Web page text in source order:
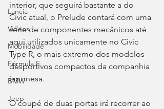
Lancia
Videos
Mobilidade
Fórmula E
BMW
Jeep
interior, que seguirá bastante a do
Civic atual, o Prelude contará com uma
série de componentes mecânicos até
aqui utilizados unicamente no Civic
Type R, o mais extremo dos modelos
desportivos compactos da companhia
japonesa.
O coupé de duas portas irá recorrer ao